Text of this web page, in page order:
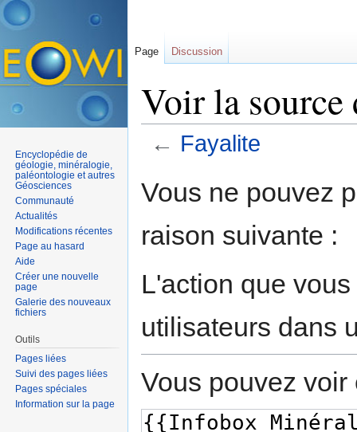
Voir la source
← Fayalite
Vous ne pouvez
raison suivante :
L'action que
utilisateurs dans
Vous pouvez
Page Discussion
Encyclopédie de
géologie, minéralogie,
paléontologie et autres
Géosciences
Communauté
Actualités
Modifications récentes
Page au hasard
Aide
Créer une nouvelle
page
Galerie des nouveaux
fichiers
Outils
Pages liées
Suivi des pages liées
Pages spéciales
Information sur la page